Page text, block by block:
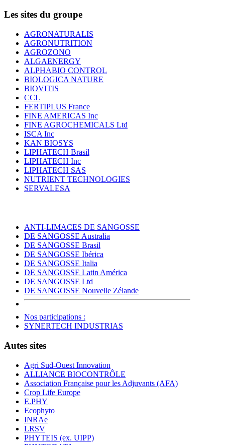
Les sites du groupe
AGRONATURALIS
AGRONUTRITION
AGROZONO
ALGAENERGY
ALPHABIO CONTROL
BIOLOGICA NATURE
BIOVITIS
CCL
FERTIPLUS France
FINE AMERICAS Inc
FINE AGROCHEMICALS Ltd
ISCA Inc
KAN BIOSYS
LIPHATECH Brasil
LIPHATECH Inc
LIPHATECH SAS
NUTRIENT TECHNOLOGIES
SERVALESA
ANTI-LIMACES DE SANGOSSE
DE SANGOSSE Australia
DE SANGOSSE Brasil
DE SANGOSSE Ibérica
DE SANGOSSE Italia
DE SANGOSSE Latin América
DE SANGOSSE Ltd
DE SANGOSSE Nouvelle Zélande
Nos participations :
SYNERTECH INDUSTRIAS
Autes sites
Agri Sud-Ouest Innovation
ALLIANCE BIOCONTRÔLE
Association Française pour les Adjuvants (AFA)
Crop Life Europe
E.PHY
Ecophyto
INRAe
LRSV
PHYTEIS (ex. UIPP)